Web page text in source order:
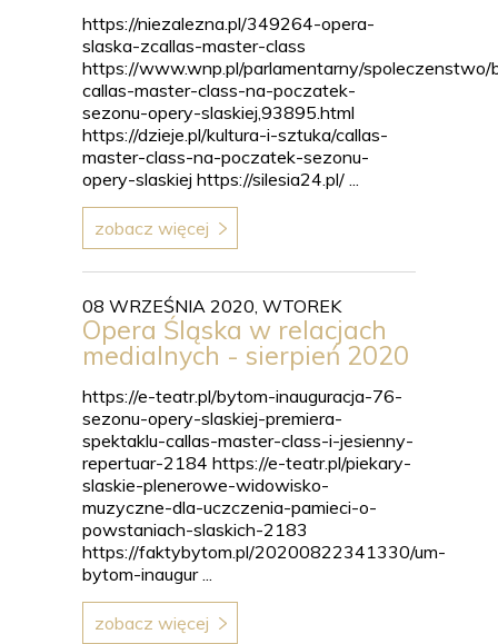
https://niezalezna.pl/349264-opera-
slaska-zcallas-master-class
https://www.wnp.pl/parlamentarny/
callas-master-class-na-poczatek-
sezonu-opery-slaskiej,93895.html
https://dzieje.pl/kultura-i-sztuka/callas-
master-class-na-poczatek-sezonu-
opery-slaskiej https://silesia24.pl/ ...
zobacz więcej
08 WRZEŚNIA 2020, WTOREK
Opera Śląska w relacjach
medialnych - sierpień 2020
https://e-teatr.pl/bytom-inauguracja-76-
sezonu-opery-slaskiej-premiera-
spektaklu-callas-master-class-i-jesienny-
repertuar-2184 https://e-teatr.pl/piekary-
slaskie-plenerowe-widowisko-
muzyczne-dla-uczczenia-pamieci-o-
powstaniach-slaskich-2183
https://faktybytom.pl/20200822341330/um-
bytom-inaugur ...
zobacz więcej